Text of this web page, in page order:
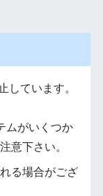
しています。
ムがいくつか
意下さい。
る場合がござ